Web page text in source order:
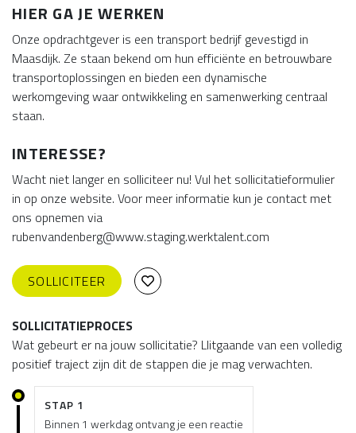
HIER GA JE WERKEN
Onze opdrachtgever is een transport bedrijf gevestigd in
Maasdijk. Ze staan bekend om hun efficiënte en betrouwbare
transportoplossingen en bieden een dynamische
werkomgeving waar ontwikkeling en samenwerking centraal
staan.
INTERESSE?
Wacht niet langer en solliciteer nu! Vul het sollicitatieformulier
in op onze website. Voor meer informatie kun je contact met
ons opnemen via
rubenvandenberg@www.staging.werktalent.com
SOLLICITEER
SOLLICITATIEPROCES
Wat gebeurt er na jouw sollicitatie? Llitgaande van een volledig
positief traject zijn dit de stappen die je mag verwachten.
STAP 1
Binnen 1 werkdag ontvang je een reactie